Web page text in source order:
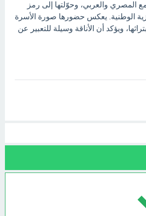
المصري والعربي، وحوّلتها إلى رمز
الوطنية. يعكس حضورها صورة الأسرة
ويؤكد أن الأناقة وسيلة للتعبير عن